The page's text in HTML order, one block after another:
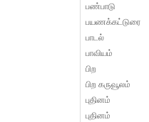
பண்பாடு
பயணக்கட்டுரை
பாடல்
பாவியம்
பிற
பிற கருவூலம்
புதினம்
புதினம்